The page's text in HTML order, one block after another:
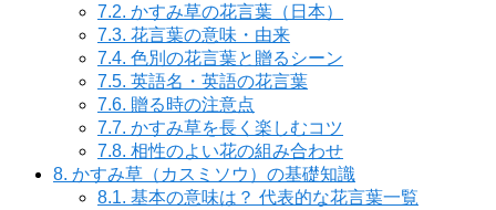
7.2. かすみ草の花言葉（日本）
7.3. 花言葉の意味・由来
7.4. 色別の花言葉と贈るシーン
7.5. 英語名・英語の花言葉
7.6. 贈る時の注意点
7.7. かすみ草を長く楽しむコツ
7.8. 相性のよい花の組み合わせ
8. かすみ草（カスミソウ）の基礎知識
8.1. 基本の意味は？ 代表的な花言葉一覧